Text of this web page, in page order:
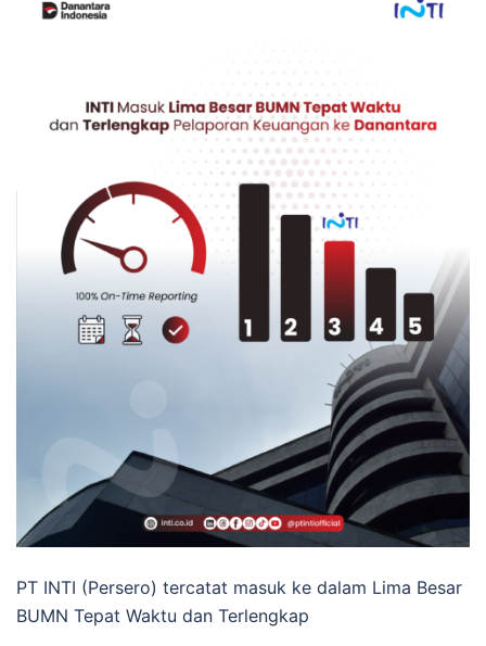
PT INTI (Persero) tercatat masuk ke dalam Lima Besar
BUMN Tepat Waktu dan Terlengkap